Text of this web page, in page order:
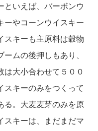
といえば、バーボンウ
ーやコーンウイスキー
スキーも主原料は穀物
ムの後押しもあり、
は大小合わせて５００
スキーのみをつくって
る。大麦麦芽のみを原
スキーは、まだまだマ